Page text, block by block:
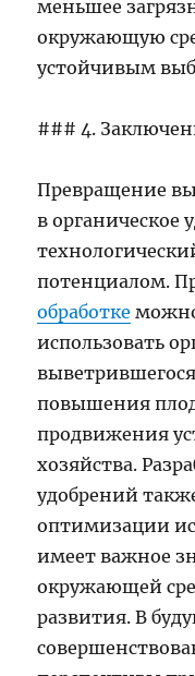
меньшее
окружающую
устойчивым
### 4.
Превращение
в органическое
потенциалом.
обработке
использовать
выветрившегося
повышения
продвижения
хозяйства.
удобрений
оптимизации
имеет важное
окружающей
развития. В